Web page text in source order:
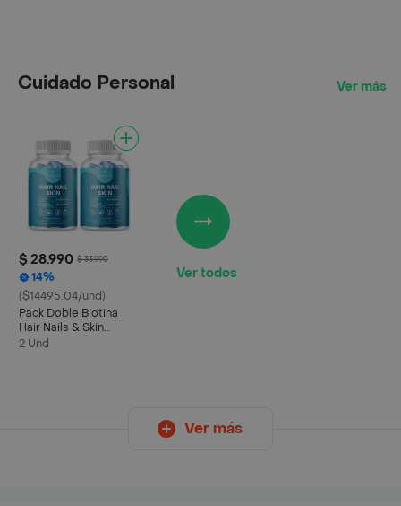
Cuidado Personal Ver más
$ 28.990 $ 33.990
14%
($14495.04/und)
Pack Doble Biotina
Hair Nails & Skin
Gomitas 120u Karun
2 Und
Ver todos
Ver más